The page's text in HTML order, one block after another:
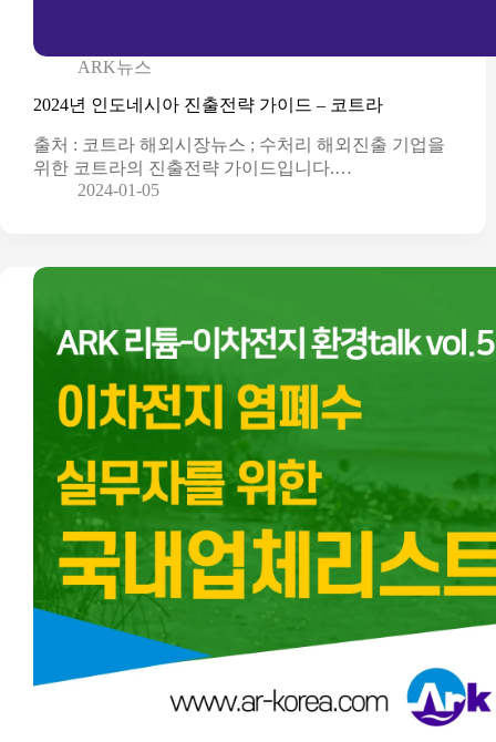
ARK뉴스
2024년 인도네시아 진출전략 가이드 – 코트라
출처 : 코트라 해외시장뉴스 ; 수처리 해외진출 기업을
위한 코트라의 진출전략 가이드입니다.…
2024-01-05